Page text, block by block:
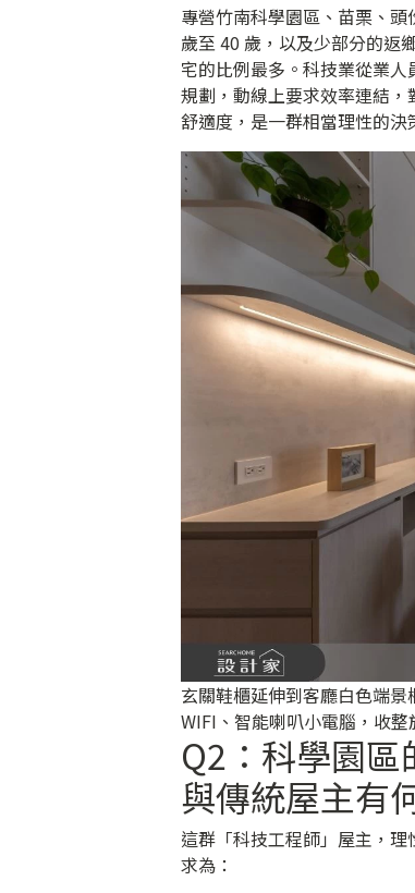
專營竹南科學園區、苗栗、
歲至 40 歲，以及少部分的返
宅的比例最多。科技業從業
規劃，動線上要求效率連結
舒適度，是一群相當理性的決
玄關鞋櫃延伸到客廳白色端景
WIFI、智能喇叭小電腦，收整
Q2：科學園
與傳統屋主有
這群「科技工程師」屋主，
求為：